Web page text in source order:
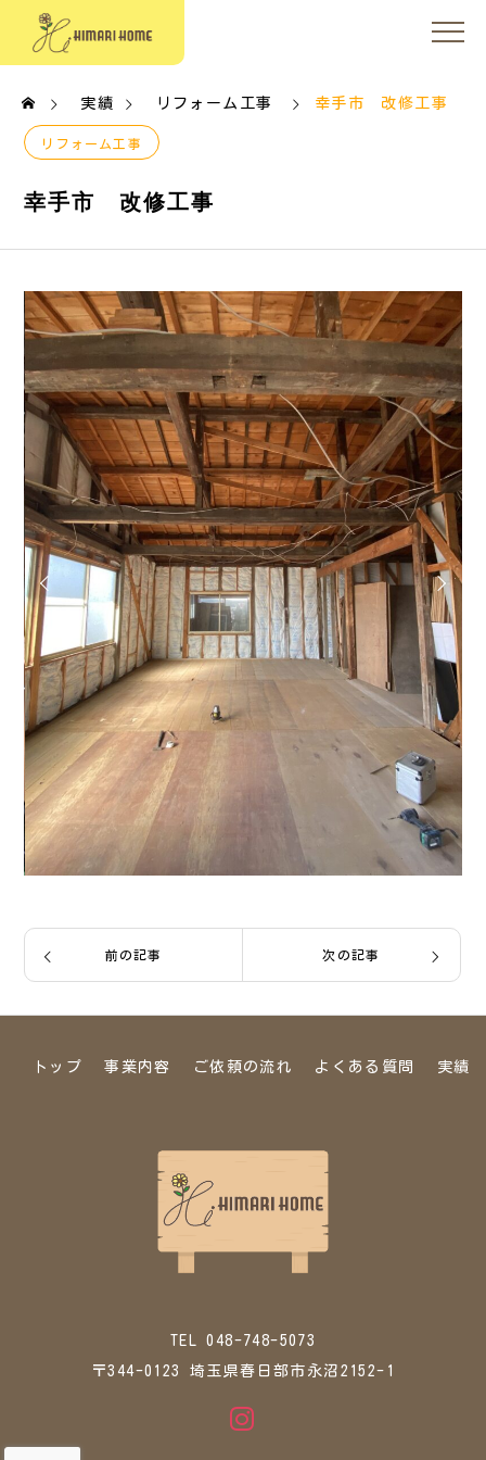
実績 リフォーム工事 幸手市 改修工事
リフォーム工事
幸手市 改修工事
前の記事 次の記事
トップ 事業内容 ご依頼の流れ よくある質問 実績
TEL 048-748-5073
〒344-0123 埼玉県春日部市永沼2152-1